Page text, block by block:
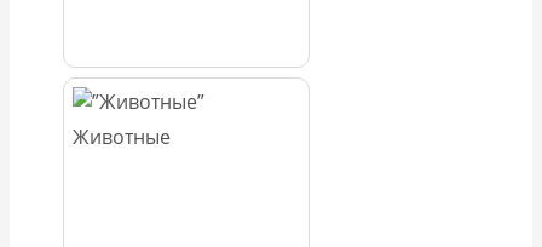
Животные